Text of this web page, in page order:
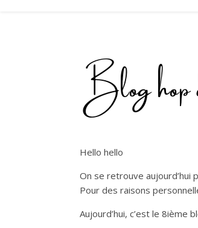
Blog
Hello hello
On se retrouve aujourd’hui
Pour des raisons
Aujourd’hui, c’est le 8ième